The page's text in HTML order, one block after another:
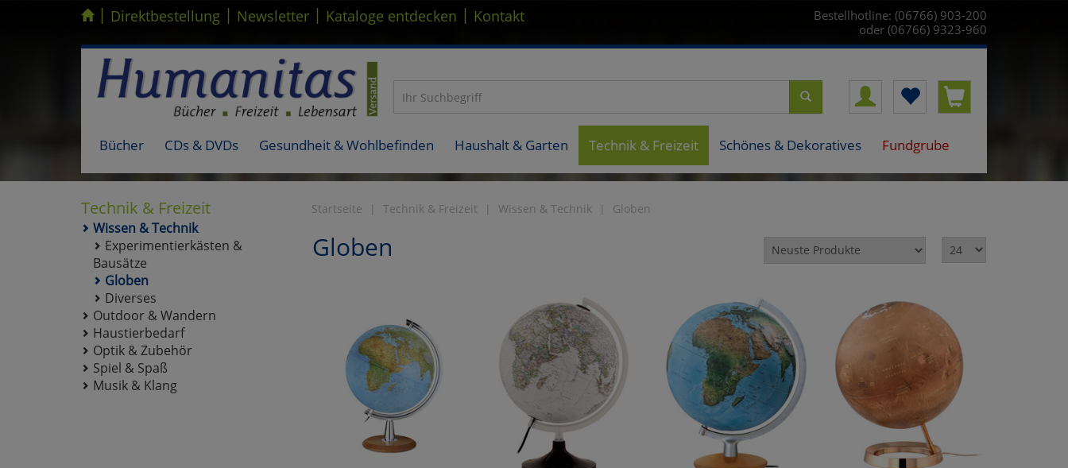
Kompletten Head der Seite überspringen
| Direktbestellung | Newsletter | Kataloge entdecken | Kontakt
Bestellhotline: (06766) 903-200
oder (06766) 9323-960
Bücher CDs & DVDs Gesundheit & Wohlbefinden Haushalt & Garten Technik & Freizeit Schönes & Dekoratives Fundgrube
Technik & Freizeit
Wissen & Technik
Experimentierkästen &
Bausätze
Globen
Diverses
Outdoor & Wandern
Haustierbedarf
Optik & Zubehör
Spiel & Spaß
Musik & Klang
Startseite Technik & Freizeit Wissen & Technik Globen
Globen